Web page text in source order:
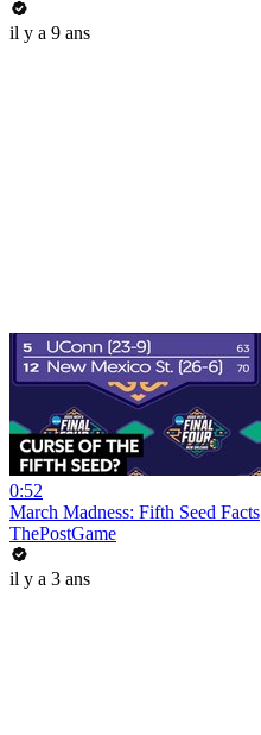
il y a 9 ans
0:52
March Madness: Fifth Seed Facts
ThePostGame
il y a 3 ans